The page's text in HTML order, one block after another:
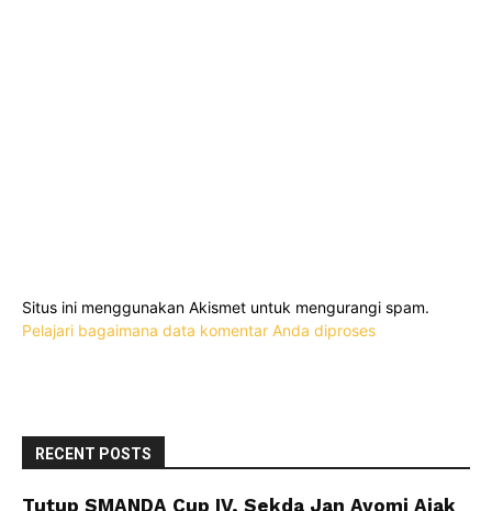
Situs ini menggunakan Akismet untuk mengurangi spam.
Pelajari bagaimana data komentar Anda diproses
RECENT POSTS
Tutup SMANDA Cup IV, Sekda Jan Ayomi Ajak